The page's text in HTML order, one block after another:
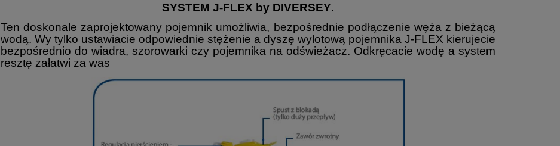
SYSTEM J-FLEX by DIVERSEY.
Ten doskonale zaprojektowany pojemnik umożliwia, bezpośrednie podłączenie węża z bieżącą
wodą. Wy tylko ustawiacie odpowiednie stężenie a dyszę wylotową pojemnika J-FLEX kierujecie
bezpośrednio do wiadra, szorowarki czy pojemnika na odświeżacz. Odkręcacie wodę a system
resztę załatwi za was